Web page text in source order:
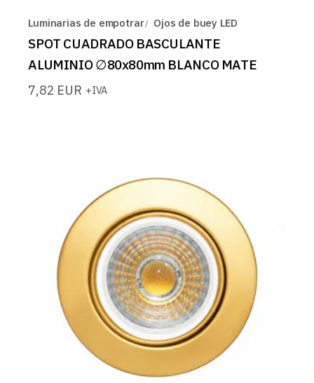
Luminarias de empotrar Ojos de buey LED
SPOT CUADRADO BASCULANTE
ALUMINIO ∅80x80mm BLANCO MATE
7,82 EUR +IVA